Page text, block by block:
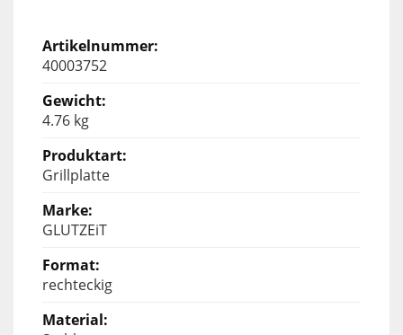
40003752
4.76 kg
Grillplatte
GLUTZEiT
rechteckig